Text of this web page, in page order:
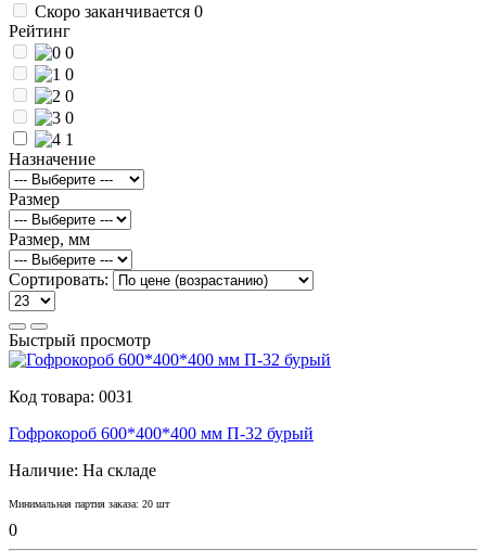
Скоро заканчивается 0
Рейтинг
0
0
0
0
1
Назначение
Размер
Размер, мм
Сортировать:
Быстрый просмотр
Код товара: 0031
Гофрокороб 600*400*400 мм П-32 бурый
Наличие: На складе
Минимальная партия заказа: 20 шт
0